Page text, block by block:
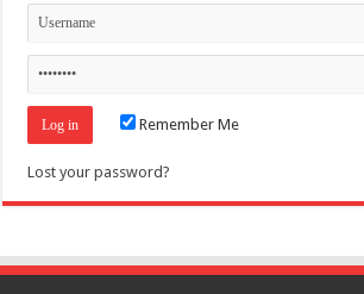
Remember Me
Lost your password?